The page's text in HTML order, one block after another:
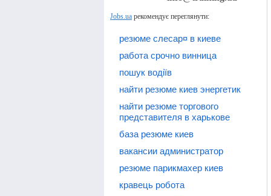
Jobs.ua рекомендує переглянути:
резюме слесар¤ в киеве
работа срочно винница
пошук водіїв
найти резюме киев энергетик
найти резюме торгового
представителя в харькове
база резюме киев
вакансии администратор
резюме парикмахер киев
кравець робота